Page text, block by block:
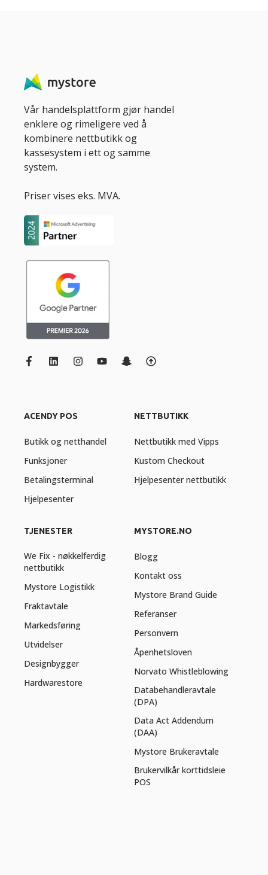
Vår handelsplattform gjør handel
enklere og rimeligere ved å
kombinere nettbutikk og
kassesystem i ett og samme
system.
Priser vises eks. MVA.
ACENDY POS
Butikk og netthandel
Funksjoner
Betalingsterminal
Hjelpesenter
NETTBUTIKK
Nettbutikk med Vipps
Kustom Checkout
Hjelpesenter nettbutikk
TJENESTER
We Fix - nøkkelferdig
nettbutikk
Mystore Logistikk
Fraktavtale
Markedsføring
Utvidelser
Designbygger
Hardwarestore
MYSTORE.NO
Blogg
Kontakt oss
Mystore Brand Guide
Referanser
Personvern
Åpenhetsloven
Norvato Whistleblowing
Databehandleravtale
(DPA)
Data Act Addendum
(DAA)
Mystore Brukeravtale
Brukervilkår korttidsleie
POS